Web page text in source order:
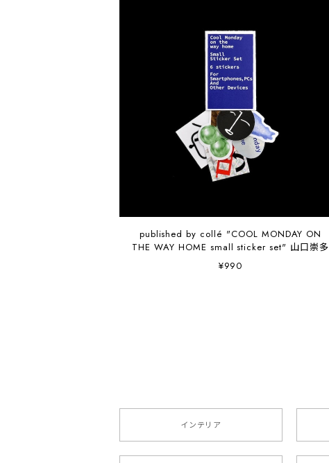
published by collé "COOL MONDAY ON
THE WAY HOME small sticker set" 山口崇多
¥990
インテリア